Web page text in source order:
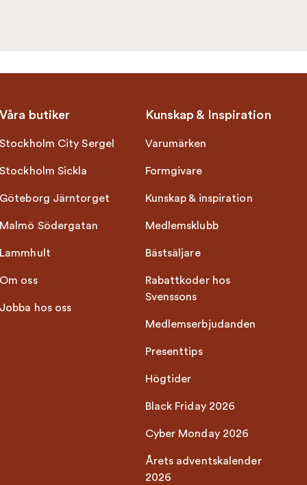
Våra butiker
Stockholm City Sergel
Stockholm Sickla
Göteborg Järntorget
Malmö Södergatan
Lammhult
Om oss
Jobba hos oss
Kunskap & Inspiration
Varumärken
Formgivare
Kunskap & inspiration
Medlemsklubb
Bästsäljare
Rabattkoder hos
Svenssons
Medlemserbjudanden
Presenttips
Högtider
Black Friday 2026
Cyber Monday 2026
Årets adventskalender
2026